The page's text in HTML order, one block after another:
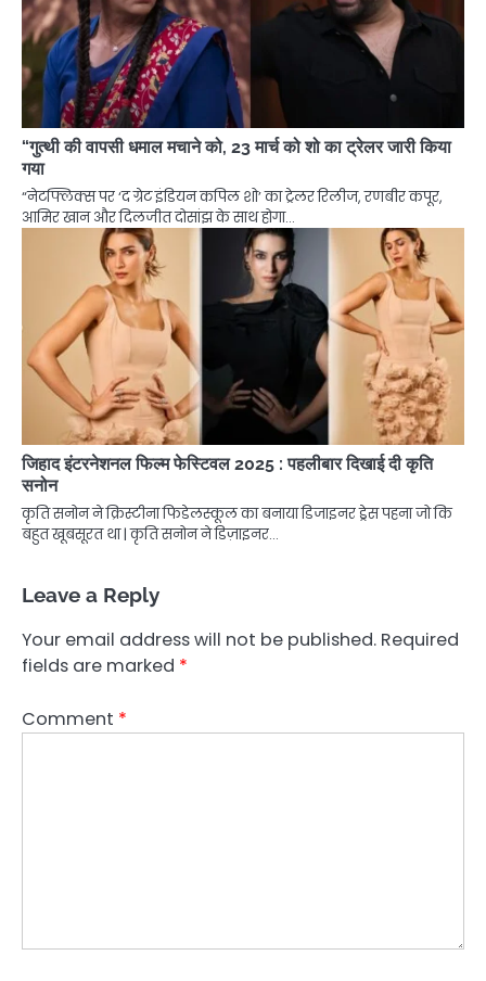
“गुत्थी की वापसी धमाल मचाने को, 23 मार्च को शो का ट्रेलर जारी किया
गया
“नेटफ्लिक्स पर ‘द ग्रेट इंडियन कपिल शो’ का ट्रेलर रिलीज, रणबीर कपूर,
आमिर खान और दिलजीत दोसांझ के साथ होगा…
जिहाद इंटरनेशनल फिल्म फेस्टिवल 2025 : पहलीबार दिखाई दी कृति
सनोन
कृति सनोन ने क्रिस्टीना फिडेलस्कूल का बनाया डिजाइनर ड्रेस पहना जो कि
बहुत खूबसूरत था | कृति सनोन ने डिज़ाइनर…
Leave a Reply
Your email address will not be published. Required
fields are marked *
Comment *